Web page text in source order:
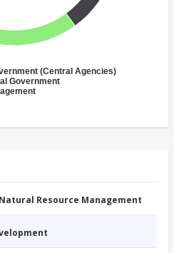
(Central Agencies)
Government
Resource Management